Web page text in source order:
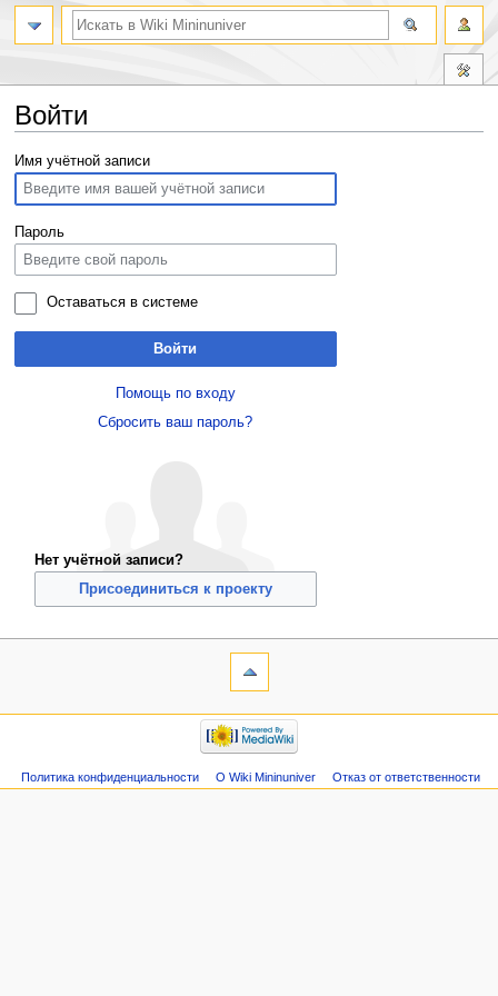
Войти
Перейти
навигации
Перейти
поиску
Имя учётной записи
Пароль
Оставаться в системе
Войти
Помощь по входу
Сбросить ваш пароль?
Нет учётной записи?
Присоединиться к проекту
Политика конфиденциальности О Wiki Mininuniver Отказ от ответственности